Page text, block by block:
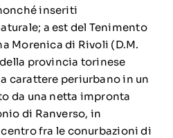
inseriti
a est del Tenimento
Morenica di Rivoli (D.M.
provincia torinese
carattere periurbano in un
da una netta impronta
di Ranverso, in
fra le conurbazioni di